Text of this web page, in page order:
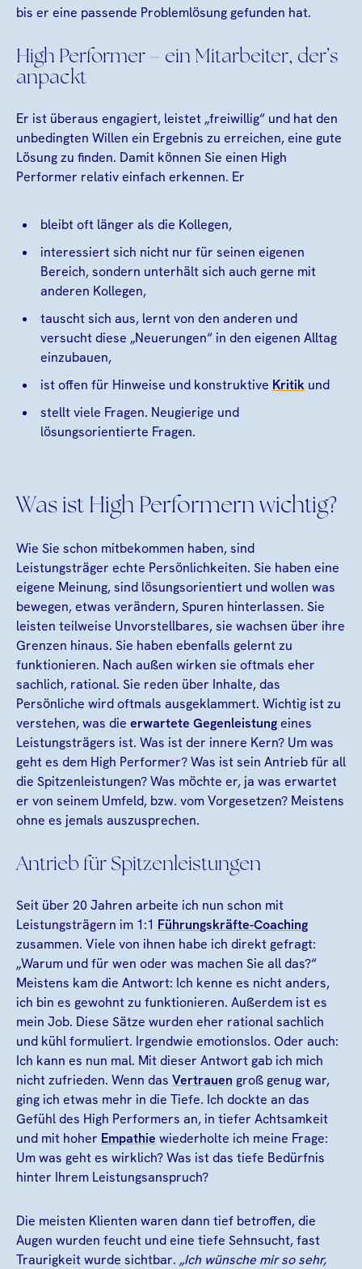
bis er eine passende Problemlösung gefunden hat.
High Performer – ein Mitarbeiter, der’s
anpackt
Er ist überaus engagiert, leistet „freiwillig“ und hat den
unbedingten Willen ein Ergebnis zu erreichen, eine gute
Lösung zu finden. Damit können Sie einen High
Performer relativ einfach erkennen. Er
bleibt oft länger als die Kollegen,
interessiert sich nicht nur für seinen eigenen
Bereich, sondern unterhält sich auch gerne mit
anderen Kollegen,
tauscht sich aus, lernt von den anderen und
versucht diese „Neuerungen“ in den eigenen Alltag
einzubauen,
ist offen für Hinweise und konstruktive Kritik und
stellt viele Fragen. Neugierige und
lösungsorientierte Fragen.
Was ist High Performern wichtig?
Wie Sie schon mitbekommen haben, sind
Leistungsträger echte Persönlichkeiten. Sie haben eine
eigene Meinung, sind lösungsorientiert und wollen was
bewegen, etwas verändern, Spuren hinterlassen. Sie
leisten teilweise Unvorstellbares, sie wachsen über ihre
Grenzen hinaus. Sie haben ebenfalls gelernt zu
funktionieren. Nach außen wirken sie oftmals eher
sachlich, rational. Sie reden über Inhalte, das
Persönliche wird oftmals ausgeklammert. Wichtig ist zu
verstehen, was die erwartete Gegenleistungeines
Leistungsträgers ist. Was ist der innere Kern? Um was
geht es dem High Performer? Was ist sein Antrieb für all
die Spitzenleistungen? Was möchte er, ja was erwartet
er von seinem Umfeld, bzw. vom Vorgesetzen? Meistens
ohne es jemals auszusprechen.
Antrieb für Spitzenleistungen
Seit über 20 Jahren arbeite ich nun schon mit
Leistungsträgern im 1:1 Führungskräfte-Coaching
zusammen. Viele von ihnen habe ich direkt gefragt:
„Warum und für wen oder was machen Sie all das?“
Meistens kam die Antwort: Ich kenne es nicht anders,
ich bin es gewohnt zu funktionieren. Außerdem ist es
mein Job. Diese Sätze wurden eher rational sachlich
und kühl formuliert. Irgendwie emotionslos. Oder auch:
Ich kann es nun mal. Mit dieser Antwort gab ich mich
nicht zufrieden. Wenn das Vertrauen groß genug war,
ging ich etwas mehr in die Tiefe. Ich dockte an das
Gefühl des High Performers an, in tiefer Achtsamkeit
und mit hoher Empathie wiederholte ich meine Frage:
Um was geht es wirklich? Was ist das tiefe Bedürfnis
hinter Ihrem Leistungsanspruch?
Die meisten Klienten waren dann tief betroffen, die
Augen wurden feucht und eine tiefe Sehnsucht, fast
Traurigkeit wurde sichtbar. „Ich wünsche mir so sehr,